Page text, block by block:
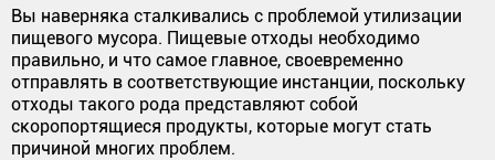
Вы наверняка сталкивались с проблемой утилизации
пищевого мусора. Пищевые отходы необходимо
правильно, и что самое главное, своевременно
отправлять в соответствующие инстанции, поскольку
отходы такого рода представляют собой
скоропортящиеся продукты, которые могут стать
причиной многих проблем.